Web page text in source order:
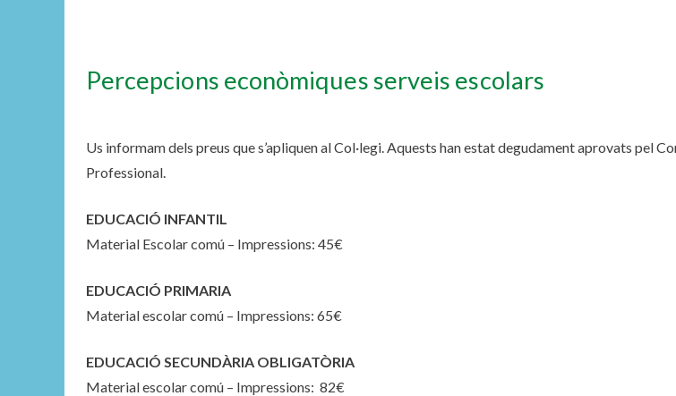
Percepcions econòmiques serveis escolars
Us informam dels preus que s’apliquen al Col·legi. Aquests han estat degudament aprovats pel
Professional.
EDUCACIÓ INFANTIL
Material Escolar comú – Impressions: 45€
EDUCACIÓ PRIMARIA
Material escolar comú – Impressions: 65€
EDUCACIÓ SECUNDÀRIA OBLIGATÒRIA
Material escolar comú – Impressions: 82€